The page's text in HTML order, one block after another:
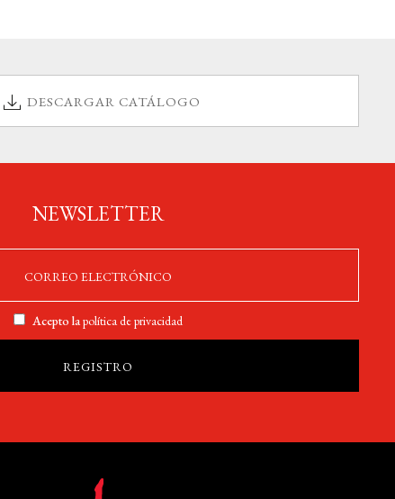
DESCARGAR CATÁLOGO
NEWSLETTER
Acepto lapolítica de privacidad